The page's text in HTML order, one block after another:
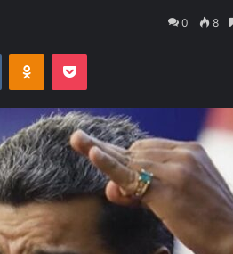
0 8
VKontakteOdnoklassniki
Pocket